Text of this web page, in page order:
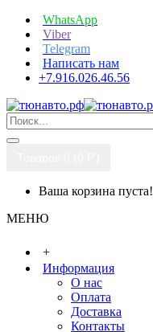
WhatsApp
Viber
Telegram
Написать нам
+7.916.026.46.56
Ваша корзина пуста!
МЕНЮ
+
Информация
О нас
Оплата
Доставка
Контакты